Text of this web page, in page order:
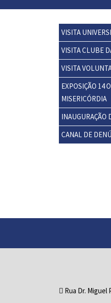
VISITA
VISITA CLUBE
VISITA
EXPOSIÇÃO 14
MISERICÓRDIA
INAUGURAÇÃO
CANAL DE
Rua Dr. Miguel